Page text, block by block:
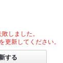
しました。
更新してください。
する